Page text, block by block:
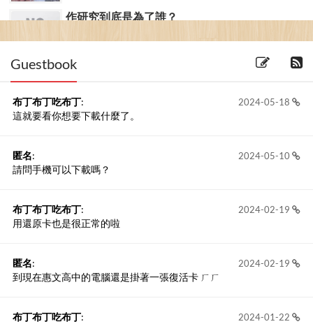
作研究到底是為了誰？
Guestbook
2024-05-18
布丁布丁吃布丁:
這就要看你想要下載什麼了。
2024-05-10
匿名:
請問手機可以下載嗎？
2024-02-19
布丁布丁吃布丁:
用還原卡也是很正常的啦
2024-02-19
匿名:
到現在惠文高中的電腦還是掛著一張復活卡 ㄏㄏ
2024-01-22
布丁布丁吃布丁: